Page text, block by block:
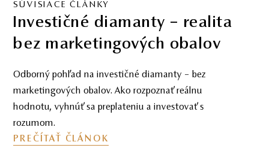
SÚVISIACE ČLÁNKY
Investičné diamanty – realita
bez marketingových obalov
Odborný pohľad na investičné diamanty – bez
marketingových obalov. Ako rozpoznať reálnu
hodnotu, vyhnúť sa preplateniu a investovať s
rozumom.
PREČÍTAŤ ČLÁNOK